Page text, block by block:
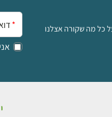
כל מה שקורה אצלנו
אימייל: